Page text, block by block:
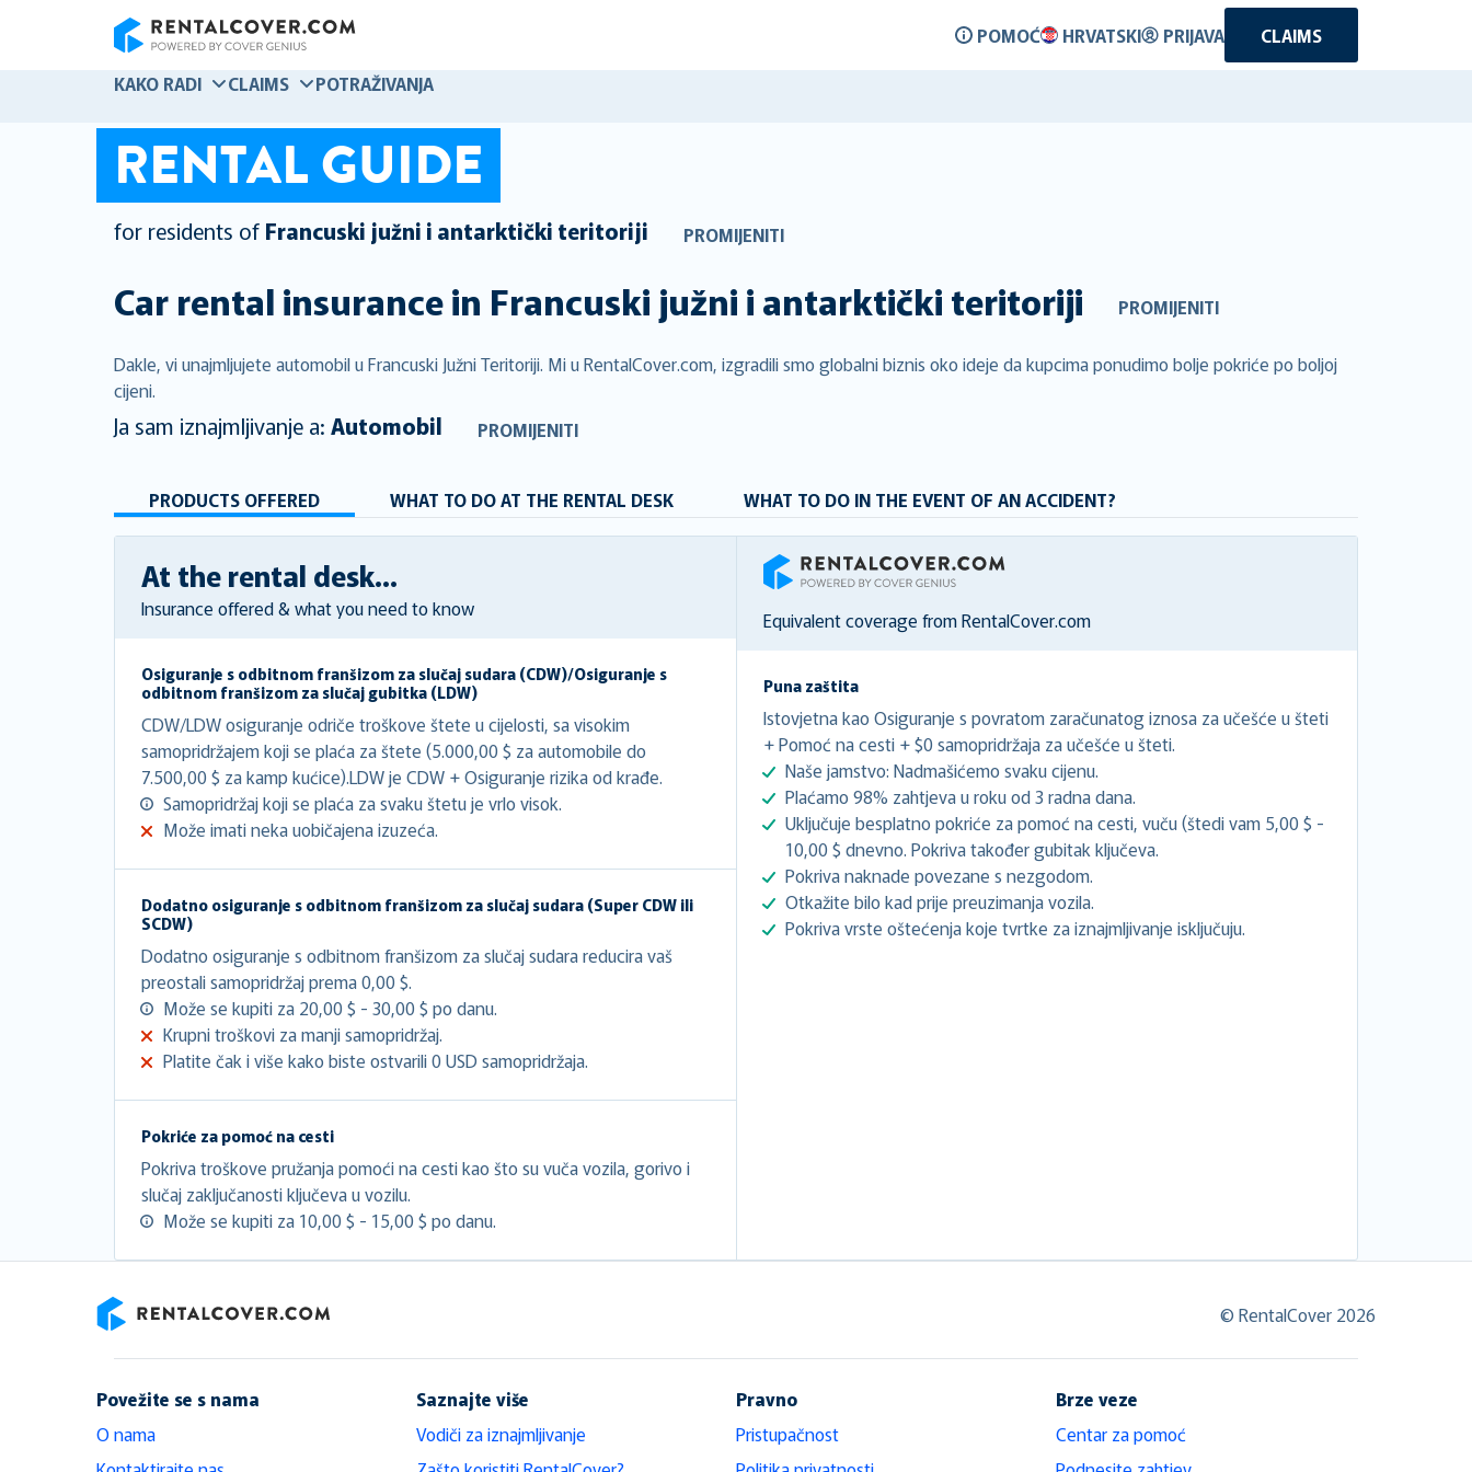
POMOĆ HRVATSKI PRIJAVA
CLAIMS
KAKO RADI
CLAIMS POTRAŽIVANJA
RENTAL GUIDE
for residents of Francuski južni i antarktički teritoriji PROMIJENITI
Car rental insurance in Francuski južni i antarktički teritoriji PROMIJENITI
Dakle, vi unajmljujete automobil u Francuski Južni Teritoriji. Mi u RentalCover.com, izgradili smo globalni biznis oko ideje da kupcima ponudimo bolje pokriće po boljoj
cijeni.
Ja sam iznajmljivanje a: Automobil PROMIJENITI
PRODUCTS OFFERED WHAT TO DO AT THE RENTAL DESK WHAT TO DO IN THE EVENT OF AN ACCIDENT?
At the rental desk...
Insurance offered & what you need to know
Osiguranje s odbitnom franšizom za slučaj sudara (CDW)/Osiguranje s
odbitnom franšizom za slučaj gubitka (LDW)
CDW/LDW osiguranje odriče troškove štete u cijelosti, sa visokim
samopridržajem koji se plaća za štete (5.000,00 $ za automobile do
7.500,00 $ za kamp kućice).LDW je CDW + Osiguranje rizika od krađe.
Samopridržaj koji se plaća za svaku štetu je vrlo visok.
Može imati neka uobičajena izuzeća.
Dodatno osiguranje s odbitnom franšizom za slučaj sudara (Super CDW ili
SCDW)
Dodatno osiguranje s odbitnom franšizom za slučaj sudara reducira vaš
preostali samopridržaj prema 0,00 $.
Može se kupiti za 20,00 $ - 30,00 $ po danu.
Krupni troškovi za manji samopridržaj.
Platite čak i više kako biste ostvarili 0 USD samopridržaja.
Pokriće za pomoć na cesti
Pokriva troškove pružanja pomoći na cesti kao što su vuča vozila, gorivo i
slučaj zaključanosti ključeva u vozilu.
Može se kupiti za 10,00 $ - 15,00 $ po danu.
RentalCover
Equivalent coverage from RentalCover.com
Puna zaštita
Istovjetna kao Osiguranje s povratom zaračunatog iznosa za učešće u šteti
+ Pomoć na cesti + $0 samopridržaja za učešće u šteti.
Naše jamstvo: Nadmašićemo svaku cijenu.
Plaćamo 98% zahtjeva u roku od 3 radna dana.
Uključuje besplatno pokriće za pomoć na cesti, vuču (štedi vam 5,00 $ -
10,00 $ dnevno. Pokriva također gubitak ključeva.
Pokriva naknade povezane s nezgodom.
Otkažite bilo kad prije preuzimanja vozila.
Pokriva vrste oštećenja koje tvrtke za iznajmljivanje isključuju.
© RentalCover 2026
Povežite se s nama
O nama
Saznajte više
Vodiči za iznajmljivanje
Pravno
Pristupačnost
Brze veze
Centar za pomoć